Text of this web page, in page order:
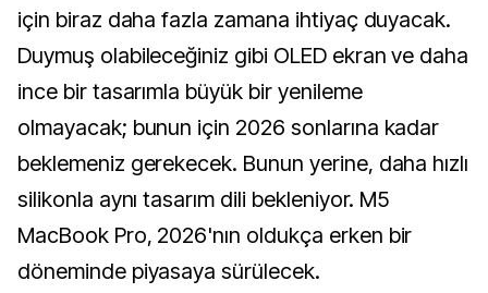
için biraz daha fazla zamana ihtiyaç duyacak.
Duymuş olabileceğiniz gibi OLED ekran ve daha
ince bir tasarımla büyük bir yenileme
olmayacak; bunun için 2026 sonlarına kadar
beklemeniz gerekecek. Bunun yerine, daha hızlı
silikonla aynı tasarım dili bekleniyor. M5
MacBook Pro, 2026'nın oldukça erken bir
döneminde piyasaya sürülecek.